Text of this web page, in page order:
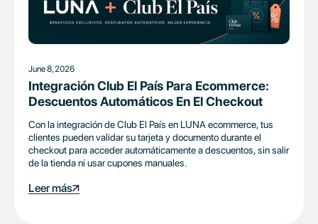
June 8, 2026
Integración Club El País Para Ecommerce:
Descuentos Automáticos En El Checkout
Con la integración de Club El País en LUNA ecommerce, tus
clientes pueden validar su tarjeta y documento durante el
checkout para acceder automáticamente a descuentos, sin salir
de la tienda ni usar cupones manuales.
Leer más